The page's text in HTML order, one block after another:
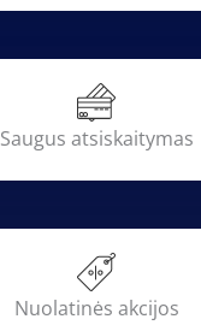
Saugus atsiskaitymas
Nuolatinės akcijos